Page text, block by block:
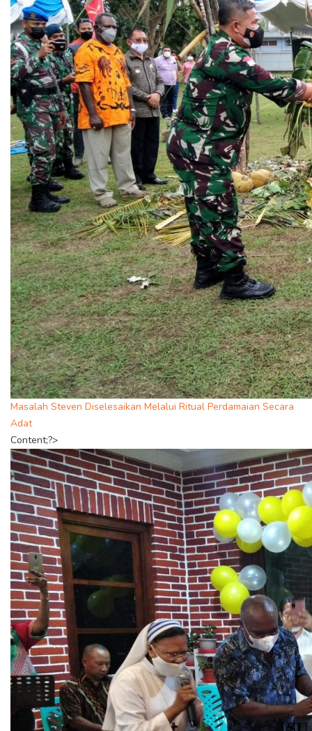
Masalah Steven Diselesaikan Melalui Ritual Perdamaian Secara
Adat
Content;?>